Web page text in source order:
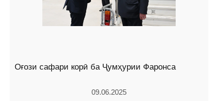
Оғози сафари корӣ ба Ҷумҳурии Фаронса
09.06.2025